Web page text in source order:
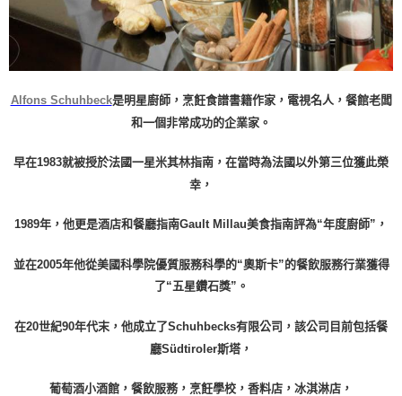
Alfons Schuhbeck是明星廚師，烹飪食譜書籍作家，電視名人，餐館老闆
和一個非常成功的企業家。
早在1983就被授於法國一星米其林指南，在當時為法國以外第三位獲此榮
幸，
1989年，他更是酒店和餐廳指南Gault Millau美食指南評為“年度廚師”，
並在2005年他從美國科學院優質服務科學的“奧斯卡”的餐飲服務行業獲得
了“五星鑽石獎”。
在20世紀90年代末，他成立了Schuhbecks有限公司，該公司目前包括餐
廳Südtiroler斯塔 ，
葡萄酒小酒館，餐飲服務，烹飪學校，香料店，冰淇淋店，